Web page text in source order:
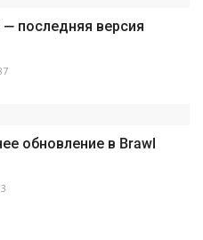
— последняя версия
обновление в Brawl